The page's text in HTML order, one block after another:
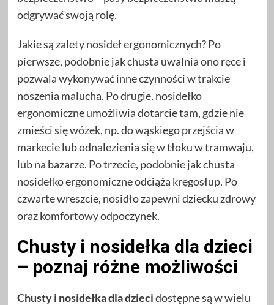
odgrywać swoją rolę.
Jakie są zalety nosideł ergonomicznych? Po
pierwsze, podobnie jak chusta uwalnia ono ręce i
pozwala wykonywać inne czynności w trakcie
noszenia malucha. Po drugie, nosidełko
ergonomiczne umożliwia dotarcie tam, gdzie nie
zmieści się wózek, np. do wąskiego przejścia w
markecie lub odnalezienia się w tłoku w tramwaju,
lub na bazarze. Po trzecie, podobnie jak chusta
nosidełko ergonomiczne odciąża kręgosłup. Po
czwarte wreszcie, nosidło zapewni dziecku zdrowy
oraz komfortowy odpoczynek.
Chusty i nosidełka dla dzieci
– poznaj różne możliwości
Chusty i nosidełka dla dziecidostępne są w wielu